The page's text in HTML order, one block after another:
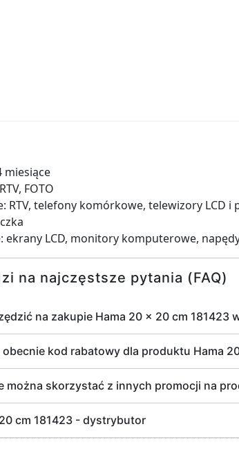
miesiące
FOTO
RTV, telefony komórkowe, telewizory LCD
ekrany LCD, monitory komputerowe,
na najczęstsze pytania (FAQ)
na zakupie Hama 20 x 20 cm 181423
kod rabatowy dla produktu Hama
można skorzystać z innych promocji na
cm 181423 - dystrybutor